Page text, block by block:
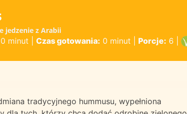
jedzenie z Arabii
minut Czas gotowania: 0 minut Porcje: 6
tradycyjnego hummusu, wypełniona